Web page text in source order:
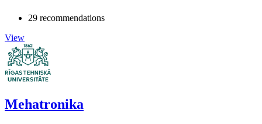
29 recommendations
View
Mehatronika